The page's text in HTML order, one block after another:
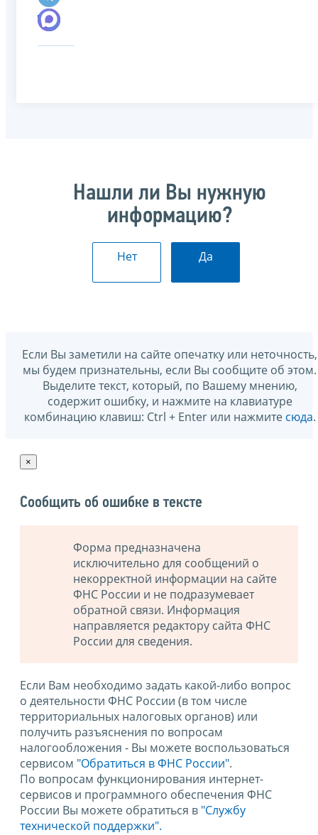
Нашли ли Вы нужную
информацию?
Нет Да
Если Вы заметили на сайте опечатку или неточность,
мы будем признательны, если Вы сообщите об этом.
Выделите текст, который, по Вашему мнению,
содержит ошибку, и нажмите на клавиатуре
комбинацию клавиш: Ctrl + Enter или нажмите сюда.
×
Сообщить об ошибке в тексте
Форма предназначена
исключительно для сообщений о
некорректной информации на сайте
ФНС России и не подразумевает
обратной связи. Информация
направляется редактору сайта ФНС
России для сведения.
Если Вам необходимо задать какой-либо вопрос
о деятельности ФНС России (в том числе
территориальных налоговых органов) или
получить разъяснения по вопросам
налогообложения - Вы можете воспользоваться
сервисом "Обратиться в ФНС России".
По вопросам функционирования интернет-
сервисов и программного обеспечения ФНС
России Вы можете обратиться в "Службу
технической поддержки".